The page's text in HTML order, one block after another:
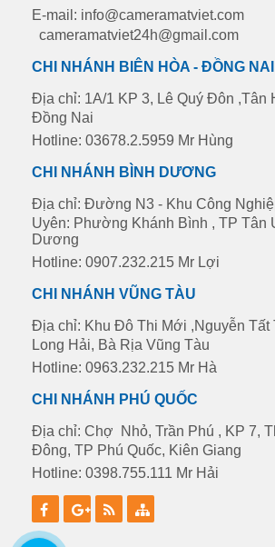
E-mail: info@cameramatviet.com
cameramatviet24h@gmail.com
CHI NHÁNH BIÊN HÒA - ĐỒNG NAI
Địa chỉ: 1A/1 KP 3, Lê Quý Đôn ,Tân
Đồng Nai
Hotline: 03678.2.5959 Mr Hùng
CHI NHÁNH BÌNH DƯƠNG
Địa chỉ: Đường N3 - Khu Công
Uyên: Phường Khánh Bình , TP Tân
Dương
Hotline: 0907.232.215 Mr Lợi
CHI NHÁNH VŨNG TÀU
Địa chỉ: Khu Đô Thi Mới ,Nguyễn Tất
Long Hải, Bà Rịa Vũng Tàu
Hotline: 0963.232.215 Mr Hà
CHI NHÁNH PHÚ QUỐC
Địa chỉ: Chợ Nhỏ, Trần Phú , KP 7,
Đông, TP Phú Quốc, Kiên Giang
Hotline: 0398.755.111 Mr Hải